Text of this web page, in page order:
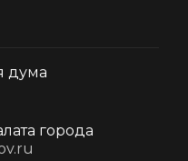
дума
города